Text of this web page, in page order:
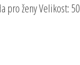
pro ženy Velikost: 50